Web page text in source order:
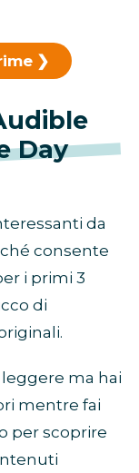
Day
da
consente
i primi 3
di
ma hai
mentre fai
per scoprire